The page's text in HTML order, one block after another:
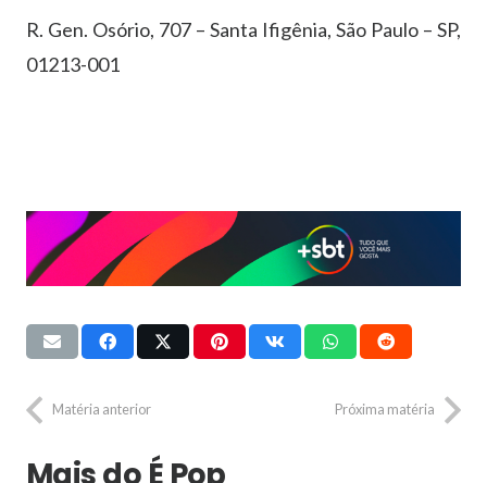
R. Gen. Osório, 707 – Santa Ifigênia, São Paulo – SP,
01213-001
Matéria anterior Próxima matéria